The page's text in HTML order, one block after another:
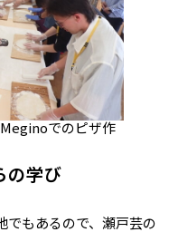
でのピザ作
の学び
でもあるので、瀬戸芸の